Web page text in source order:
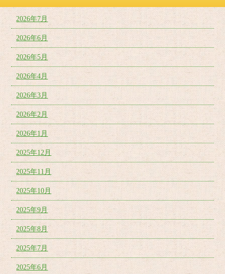
2026年7月
2026年6月
2026年5月
2026年4月
2026年3月
2026年2月
2026年1月
2025年12月
2025年11月
2025年10月
2025年9月
2025年8月
2025年7月
2025年6月